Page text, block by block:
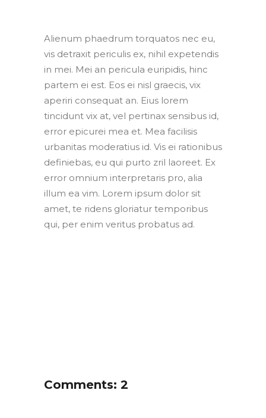
Alienum phaedrum torquatos nec eu,
vis detraxit periculis ex, nihil expetendis
in mei. Mei an pericula euripidis, hinc
partem ei est. Eos ei nisl graecis, vix
aperiri consequat an. Eius lorem
tincidunt vix at, vel pertinax sensibus id,
error epicurei mea et. Mea facilisis
urbanitas moderatius id. Vis ei rationibus
definiebas, eu qui purto zril laoreet. Ex
error omnium interpretaris pro, alia
illum ea vim. Lorem ipsum dolor sit
amet, te ridens gloriatur temporibus
qui, per enim veritus probatus ad.
Comments: 2